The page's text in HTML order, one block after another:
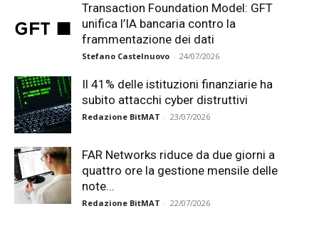
Transaction Foundation Model: GFT
unifica l’IA bancaria contro la
frammentazione dei dati
Stefano Castelnuovo - 24/07/2026
Il 41% delle istituzioni finanziarie ha
subito attacchi cyber distruttivi
Redazione BitMAT - 23/07/2026
FAR Networks riduce da due giorni a
quattro ore la gestione mensile delle
note...
Redazione BitMAT - 22/07/2026